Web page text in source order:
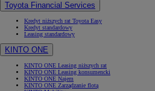
Toyota Financial Services
Kredyt niższych rat Toyota Easy
Kredyt standardowy
Leasing standardowy
KINTO ONE
KINTO ONE Leasing niższych rat
KINTO ONE Leasing konsumencki
KINTO ONE Najem
KINTO ONE Zarządzanie flotą